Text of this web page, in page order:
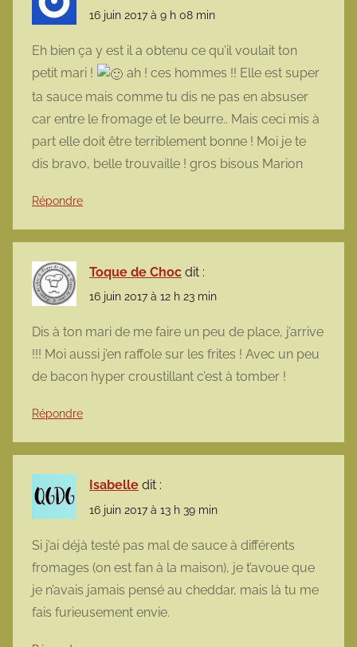
16 juin 2017 à 9 h 08 min
Eh bien ça y est il a obtenu ce qu’il voulait ton
petit mari !
ah ! ces hommes !! Elle est super
ta sauce mais comme tu dis ne pas en absuser
car entre le fromage et le beurre.. Mais ceci mis à
part elle doit être terriblement bonne ! Moi je te
dis bravo, belle trouvaille ! gros bisous Marion
Répondre
Toque de Choc dit :
16 juin 2017 à 12 h 23 min
Dis à ton mari de me faire un peu de place, j’arrive
!!! Moi aussi j’en raffole sur les frites ! Avec un peu
de bacon hyper croustillant c’est à tomber !
Répondre
Isabelle dit :
16 juin 2017 à 13 h 39 min
Si j’ai déjà testé pas mal de sauce à différents
fromages (on est fan à la maison), je t’avoue que
je n’avais jamais pensé au cheddar, mais là tu me
fais furieusement envie.